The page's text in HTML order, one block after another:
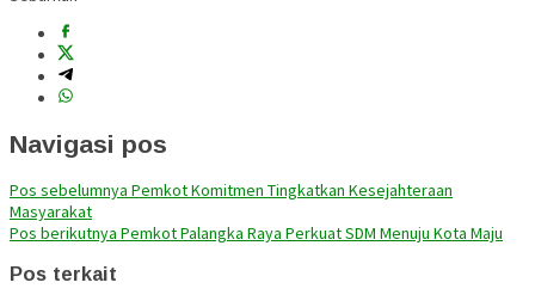
Navigasi pos
Pos sebelumnya Pemkot Komitmen Tingkatkan Kesejahteraan
Masyarakat
Pos berikutnya Pemkot Palangka Raya Perkuat SDM Menuju Kota Maju
Pos terkait